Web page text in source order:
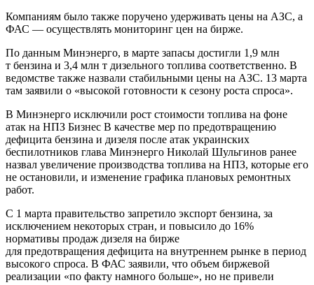
Компаниям было также поручено удерживать цены на АЗС, а
ФАС — осуществлять мониторинг цен на бирже.
По данным Минэнерго, в марте запасы достигли 1,9 млн
т бензина и 3,4 млн т дизельного топлива соответственно. В
ведомстве также назвали стабильными цены на АЗС. 13 марта
там заявили о «высокой готовности к сезону роста спроса».
В Минэнерго исключили рост стоимости топлива на фоне
атак на НПЗ Бизнес В качестве мер по предотвращению
дефицита бензина и дизеля после атак украинских
беспилотников глава Минэнерго Николай Шульгинов ранее
назвал увеличение производства топлива на НПЗ, которые его
не остановили, и изменение графика плановых ремонтных
работ.
С 1 марта правительство запретило экспорт бензина, за
исключением некоторых стран, и повысило до 16%
нормативы продаж дизеля на бирже
для предотвращения дефицита на внутреннем рынке в период
высокого спроса. В ФАС заявили, что объем биржевой
реализации «по факту намного больше», но не привели